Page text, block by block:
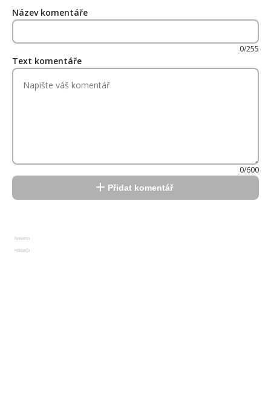
Název komentáře
0/255
Text komentáře
0/600
Přidat komentář
Reklama
Reklama